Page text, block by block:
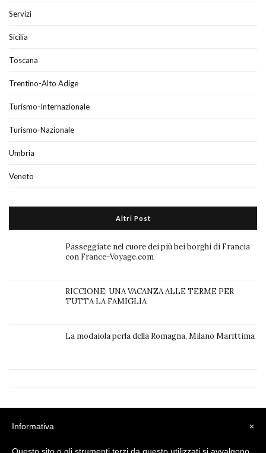
Servizi
Sicilia
Toscana
Trentino-Alto Adige
Turismo-Internazionale
Turismo-Nazionale
Umbria
Veneto
Altri Post
Passeggiate nel cuore dei più bei borghi di Francia
con France-Voyage.com
RICCIONE: UNA VACANZA ALLE TERME PER
TUTTA LA FAMIGLIA
La modaiola perla della Romagna, Milano Marittima
×
Informativa